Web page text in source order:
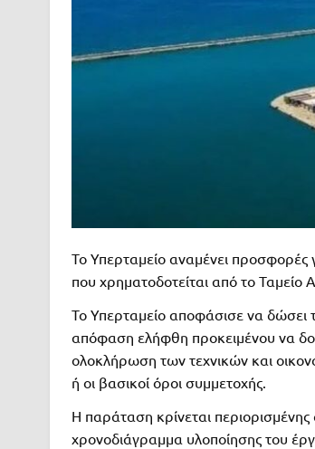
Το Υπερταμείο αναμένει
που χρηματοδοτείται από το Ταμείο
Το Υπερταμείο αποφάσισε να
απόφαση ελήφθη προκειμένου να
ολοκλήρωση των τεχνικών και
ή οι βασικοί όροι συμμετοχής.
Η παράταση κρίνεται
χρονοδιάγραμμα υλοποίησης του